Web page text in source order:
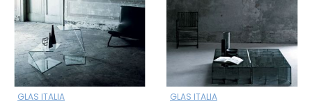
GLAS ITALIA
GLAS ITALIA